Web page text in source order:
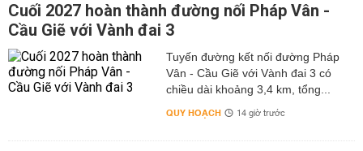
Cuối 2027 hoàn thành đường nối Pháp Vân -
Cầu Giẽ với Vành đai 3
Tuyến đường kết nối đường Pháp
Vân - Cầu Giẽ với Vành đai 3 có
chiều dài khoảng 3,4 km, tổng...
QUY HOẠCH 14 giờ trước